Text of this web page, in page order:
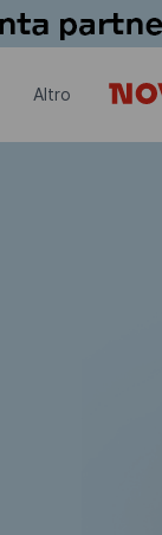
Altro